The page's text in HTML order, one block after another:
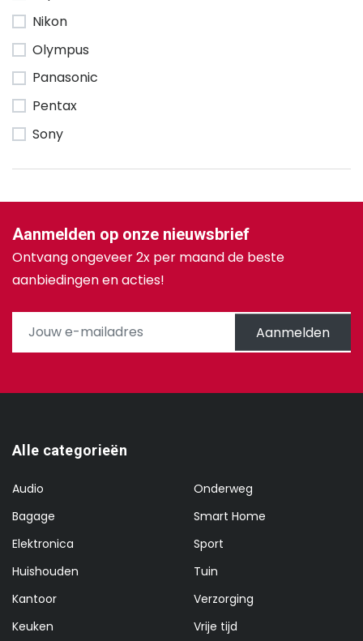
Nikon
Olympus
Panasonic
Pentax
Sony
Aanmelden op onze nieuwsbrief
Ontvang ongeveer 2x per maand de beste
aanbiedingen en acties!
Aanmelden
Alle categorieën
Audio
Bagage
Elektronica
Huishouden
Kantoor
Keuken
Onderweg
Smart Home
Sport
Tuin
Verzorging
Vrije tijd